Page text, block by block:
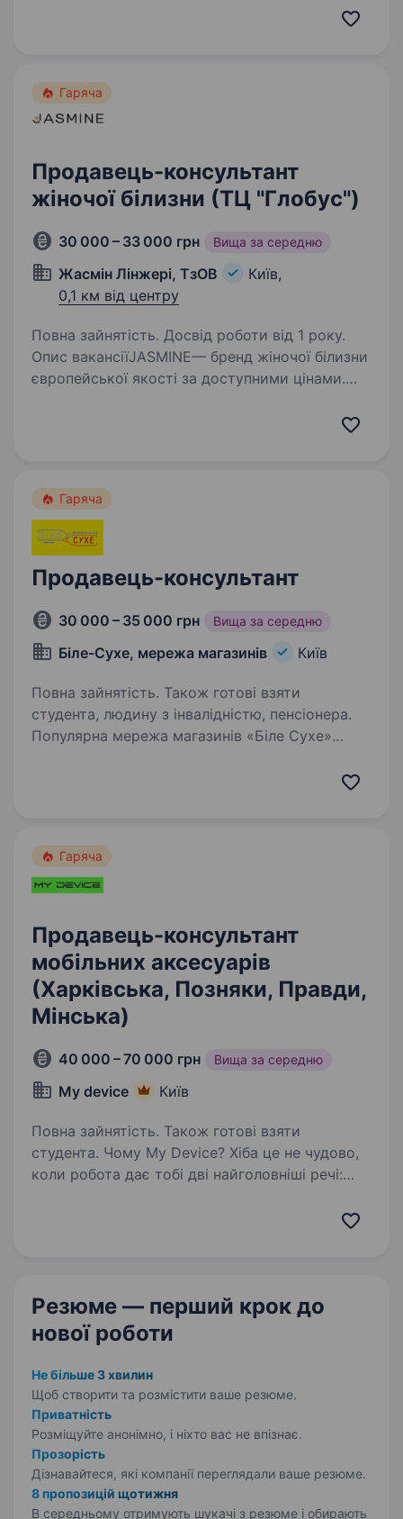
відкрити вже третій день. Одразу про головне:
Гаряча
Продавець-консультант
жіночої білизни (ТЦ "Глобус")
30 000 – 33 000 грн Вища за середню
Жасмін Лінжері, ТзОВ
Київ,
0,1 км від центру
Повна зайнятість. Досвід роботи від 1 року.
Опис вакансіїJASMINE— бренд жіночої білизни
європейської якості за доступними цінами.
виробництво, 600 співробітників, 50 власних
Гаряча
Продавець-консультант
30 000 – 35 000 грн Вища за середню
Біле-Сухе, мережа магазинів Київ
Повна зайнятість. Також готові взяти
студента, людину з інвалідністю, пенсіонера.
Популярна мережа магазинів «Біле Сухе»
заробітної…
Гаряча
Продавець-консультант
мобільних аксесуарів
(Харківська, Позняки, Правди,
Мінська)
40 000 – 70 000 грн Вища за середню
My device Київ
Повна зайнятість. Також готові взяти
студента. Чому My Device? Хіба це не чудово,
коли робота дає тобі дві найголовніші речі:
Резюме — перший крок до
нової роботи
Не більше 3 хвилин
Щоб створити та розмістити ваше резюме.
Приватність
Розміщуйте анонімно, і ніхто вас не впізнає.
Прозорість
Дізнавайтеся, які компанії переглядали ваше резюме.
8 пропозицій щотижня
В середньому отримують шукачі з резюме і обирають